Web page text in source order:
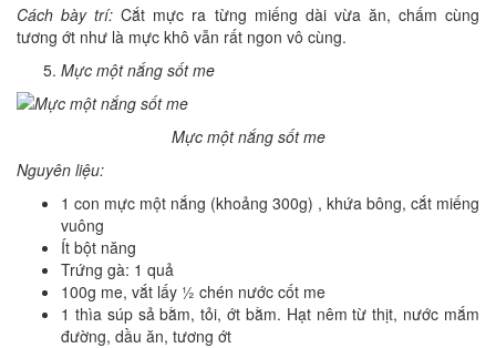
Cách bày trí: Cắt mực ra từng miếng dài vừa ăn, chấm cùng
tương ớt như là mực khô vẫn rất ngon vô cùng.
Mực một nắng sốt me
Mực một nắng sốt me
Nguyên liệu:
1 con mực một nắng (khoảng 300g) , khứa bông, cắt miếng
vuông
Ít bột năng
Trứng gà: 1 quả
100g me, vắt lấy ½ chén nước cốt me
1 thìa súp sả bằm, tỏi, ớt bằm. Hạt nêm từ thịt, nước mắm
đường, dầu ăn, tương ớt